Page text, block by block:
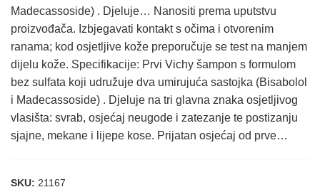
Madecassoside) . Djeluje… Nanositi prema uputstvu
proizvođača. Izbjegavati kontakt s očima i otvorenim
ranama; kod osjetljive kože preporučuje se test na manjem
dijelu kože. Specifikacije: Prvi Vichy šampon s formulom
bez sulfata koji udružuje dva umirujuća sastojka (Bisabolol
i Madecassoside) . Djeluje na tri glavna znaka osjetljivog
vlasišta: svrab, osjećaj neugode i zatezanje te postizanju
sjajne, mekane i lijepe kose. Prijatan osjećaj od prve…
SKU: 21167